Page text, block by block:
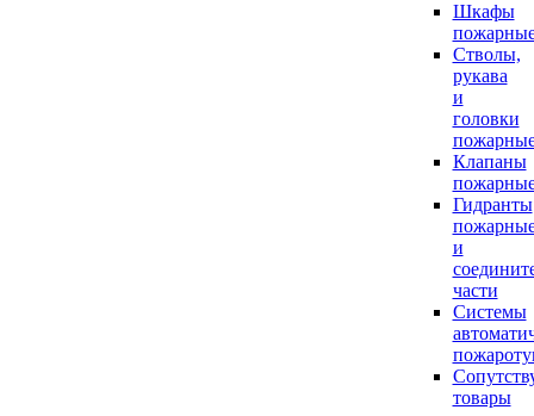
Шкафы
Стволы,
рукава
и
головки
Клапаны
Гидранты
и
части
Системы
товары